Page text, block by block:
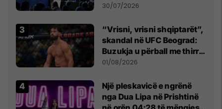
së
30/07/2026
“Vrisni, vrisni shqiptarët”,
skandal në UFC Beograd:
Buzukja u përball me thirrje
anti-shqiptare nga
01/08/2026
Një pleskavicë e ngrënë
nga Dua Lipa në Prishtinë